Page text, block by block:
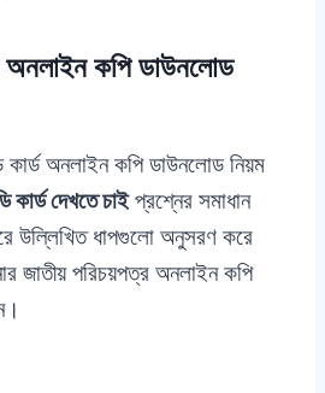
কপি ডাউনলোড
অনলাইন কপি ডাউনলোড নিয়ম
দেখতে চাইপ্রশ্নের সমাধান
উল্লিখিত ধাপগুলো অনুসরণ করে
জাতীয় পরিচয়পত্র অনলাইন কপি